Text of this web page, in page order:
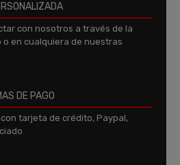
con nosotros a través de la
o en cualquiera de nuestras
DE PAGO
tarjeta de crédito, Paypal,